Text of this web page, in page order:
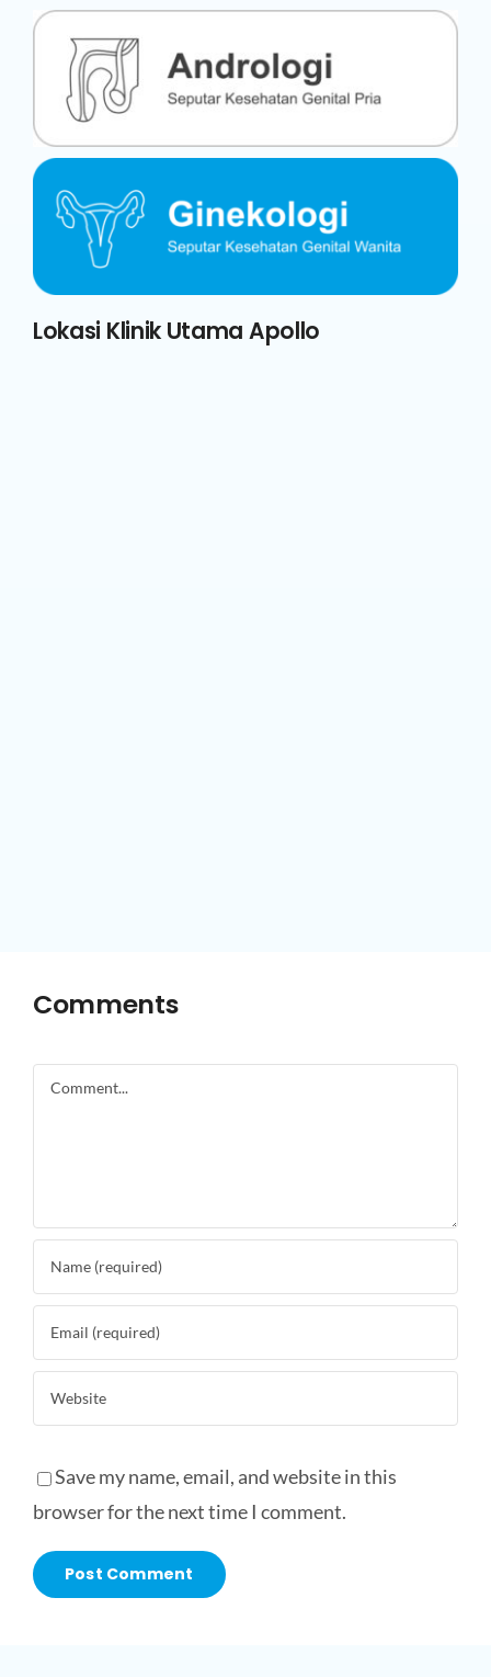
Lokasi Klinik Utama Apollo
Comments
Comment
Save my name, email, and website in this
browser for the next time I comment.